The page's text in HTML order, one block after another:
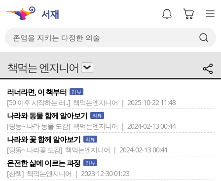
책먹는 엔지니어
러너라면, 이 책부터 리뷰
[50 이후 시작하는 러..] 책먹는엔지니어 | 2025-10-22 11:48
나라와 동물 함께 알아보기 리뷰
[딩동~ 나라 동물 도감] 책먹는엔지니어 | 2024-02-13 00:44
나라와 꽃 함께 알아보기 리뷰
[딩동~ 나라꽃 도감] 책먹는엔지니어 | 2024-02-13 00:41
온전한 삶에 이르는 과정 리뷰
[산책] 책먹는엔지니어 | 2023-12-30 01:23